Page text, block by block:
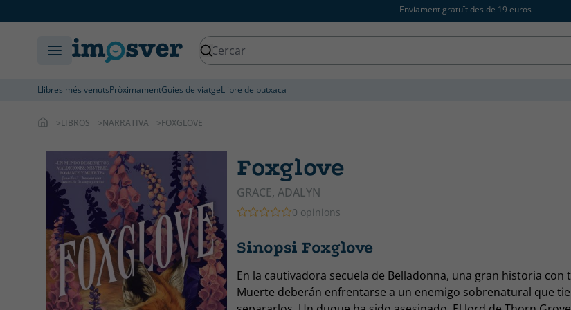
Enviament gratuït des de 19 euros
Llibres més venutsPròximamentGuies de viatgeLlibre de butxaca
LIBROS NARRATIVA FOXGLOVE
Foxglove
GRACE, ADALYN
0 opinions
Sinopsi Foxglove
En la cautivadora secuela de Belladonna, una gran historia con
Muerte deberán enfrentarse a un enemigo sobrenatural que